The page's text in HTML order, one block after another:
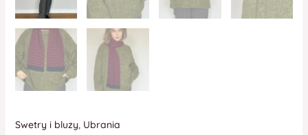
Swetry i bluzy, Ubrania